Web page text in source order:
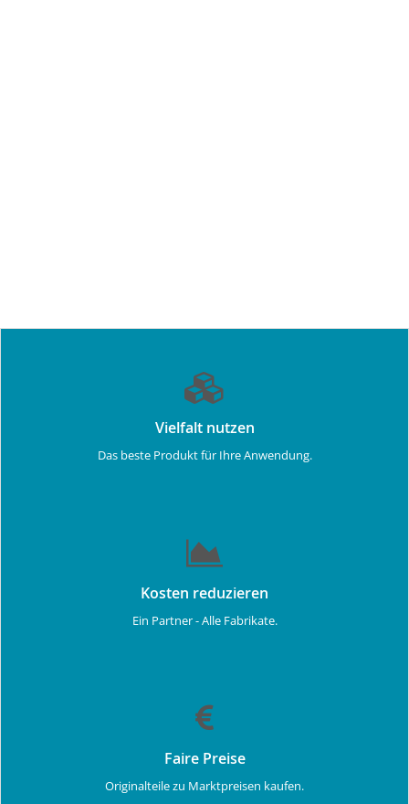
Vielfalt nutzen
Das beste Produkt für Ihre Anwendung.
Kosten reduzieren
Ein Partner - Alle Fabrikate.
Faire Preise
Originalteile zu Marktpreisen kaufen.